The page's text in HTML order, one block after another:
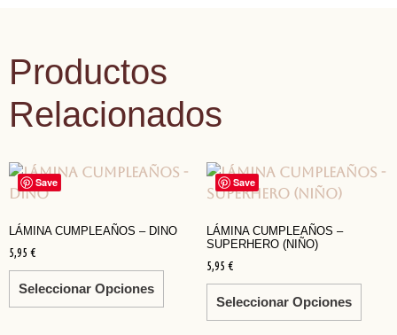
Productos
Relacionados
Save
LÁMINA CUMPLEAÑOS – DINO
5,95 €
Seleccionar Opciones
Save
LÁMINA CUMPLEAÑOS –
SUPERHERO (NIÑO)
5,95 €
Seleccionar Opciones